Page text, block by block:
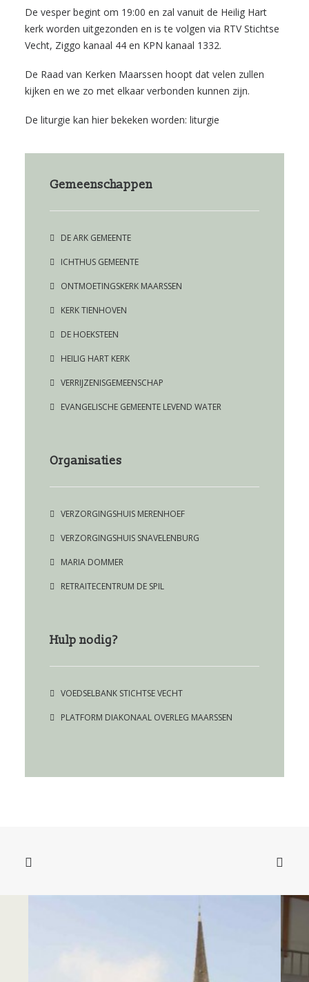
De vesper begint om 19:00 en zal vanuit de Heilig Hart
kerk worden uitgezonden en is te volgen via RTV Stichtse
Vecht, Ziggo kanaal 44 en KPN kanaal 1332.
De Raad van Kerken Maarssen hoopt dat velen zullen
kijken en we zo met elkaar verbonden kunnen zijn.
De liturgie kan hier bekeken worden: liturgie
Gemeenschappen
DE ARK GEMEENTE
ICHTHUS GEMEENTE
ONTMOETINGSKERK MAARSSEN
KERK TIENHOVEN
DE HOEKSTEEN
HEILIG HART KERK
VERRIJZENISGEMEENSCHAP
EVANGELISCHE GEMEENTE LEVEND WATER
Organisaties
VERZORGINGSHUIS MERENHOEF
VERZORGINGSHUIS SNAVELENBURG
MARIA DOMMER
RETRAITECENTRUM DE SPIL
Hulp nodig?
VOEDSELBANK STICHTSE VECHT
PLATFORM DIAKONAAL OVERLEG MAARSSEN